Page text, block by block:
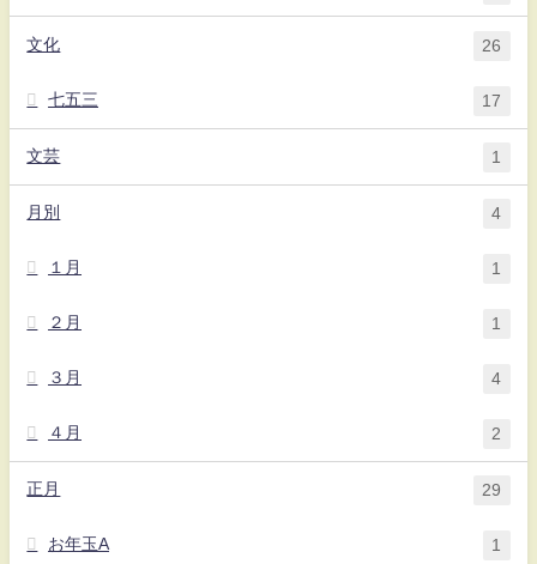
文化 26
七五三 17
文芸 1
月別 4
１月 1
２月 1
３月 4
４月 2
正月 29
お年玉A 1